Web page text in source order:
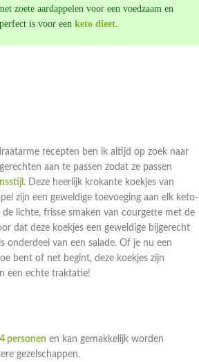
zoete aardappelen voor een voedzaam en
is voor een keto dieet.
recepten ben ik altijd op zoek naar
aan te passen zodat ze passen
. Deze heerlijk krokante koekjes van
zijn een geweldige toevoeging aan elk keto-
lichte, frisse smaken van courgette met de
dat deze koekjes een geweldige bijgerecht
onderdeel van een salade. Of je nu een
bent of net begint, deze koekjes zijn
een echte traktatie!
4 personen en kan gemakkelijk worden
gezelschappen.